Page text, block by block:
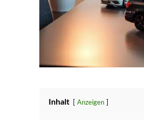
Inhalt Anzeigen